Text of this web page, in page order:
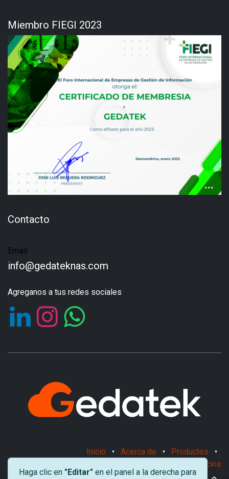
Miembro FIEGI 2023
Contacto
Email:
info@gedateknas.com
Agreganos a tus redes sociales
Inicio • Acerca de • Productos
•
Términos de los Servicios
Haga clic en "Editar" en el panel a la derecha para